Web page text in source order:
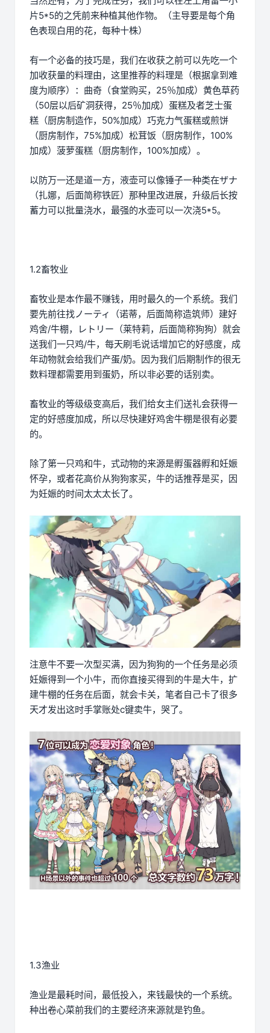
片5*5的之凭前来种植其他作物。（主导要是每个角
色表现白用的花，每种十株）
有一个必备的技巧是，我们在收获之前可以先吃一个
加收获量的料理由，这里推荐的料理是（根据拿到难
度为顺序）：曲奇（食堂购买，25％加成）黄色草药
（50层以后矿洞获得，25％加成）蛋糕及者芝士蛋
糕（厨房制造作，50%加成）巧克力气蛋糕或煎饼
（厨房制作，75%加成）松茸饭（厨房制作，100%
加成）菠萝蛋糕（厨房制作，100%加成）。
以防万一还是道一方，液壶可以像锤子一种类在ザナ
（扎娜，后面简称铁匠）那种里改进展，升级后长按
蓄力可以批量浇水，最强的水壶可以一次浇5*5。
1.2畜牧业
畜牧业是本作最不赚钱，用时最久的一个系统。我们
要先前往找ノーティ（诺蒂，后面简称造筑师）建好
鸡舍/牛棚，レトリー（莱特莉，后面简称狗狗）就会
送我们一只鸡/牛，每天刷毛说话增加它的好感度，成
年动物就会给我们产蛋/奶。因为我们后期制作的很无
数料理都需要用到蛋奶，所以非必要的话别卖。
畜牧业的等级级变高后，我们给女主们送礼会获得一
定的好感度加成，所以尽快建好鸡舍牛棚是很有必要
的。
除了第一只鸡和牛，式动物的来源是孵蛋器孵和妊娠
怀孕，或者花高价从狗狗家买，牛的话推荐是买，因
为妊娠的时间太太太长了。
注意牛不要一次型买满，因为狗狗的一个任务是必须
妊娠得到一个小牛，而你直接买得到的牛是大牛，扩
建牛棚的任务在后面，就会卡关，笔者自己卡了很多
天才发出这时手掌账处c键卖牛，哭了。
1.3渔业
渔业是最耗时间，最低投入，来钱最快的一个系统。
种出卷心菜前我们的主要经济来源就是钓鱼。